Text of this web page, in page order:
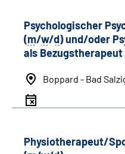
Psychologischer
(m/w/d) und/oder
als Bezugstherapeut
Boppard - Bad
Physiotherapeut/